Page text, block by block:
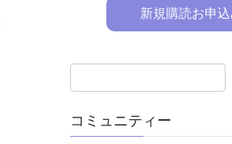
新規購読お申
コミュニティー